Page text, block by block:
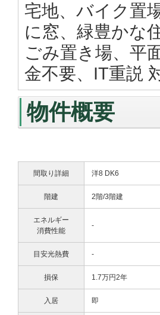
宅地、バイク置
に窓、緑豊かな
ごみ置き場、平
金不要、IT重説
物件概要
間取り詳細 洋8 DK6
階建 2階/3階建
エネルギー
消費性能
-
目安光熱費 -
損保 1.7万円2年
入居 即